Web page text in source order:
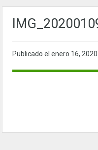
Publicado el enero 16, 2020